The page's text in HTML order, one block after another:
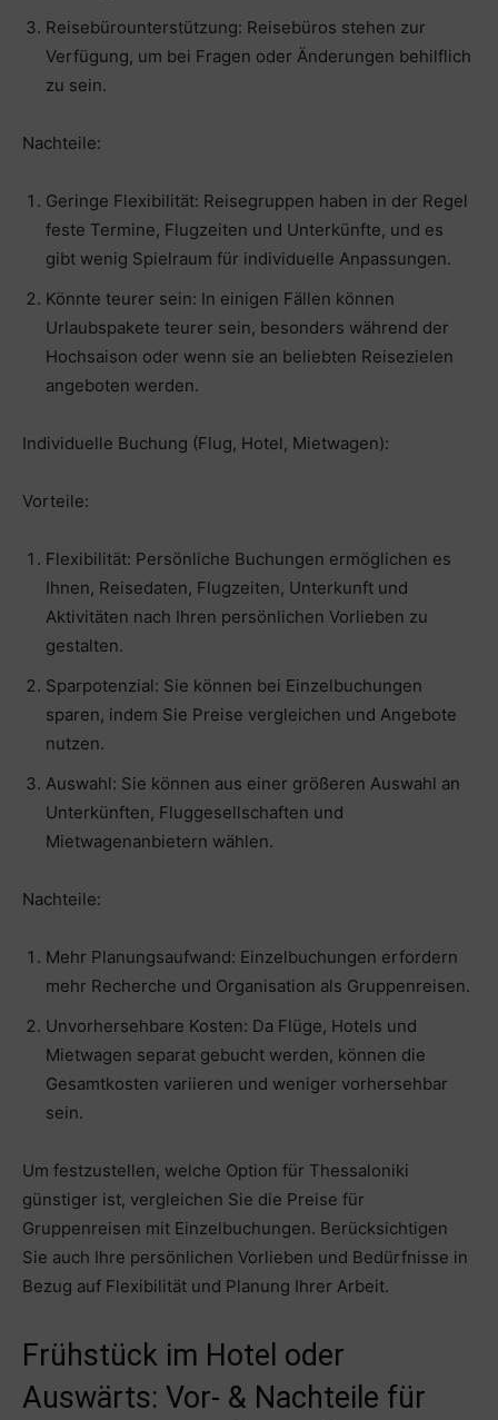
Reisebürounterstützung: Reisebüros stehen zur
Verfügung, um bei Fragen oder Änderungen behilflich
zu sein.
Nachteile:
Geringe Flexibilität: Reisegruppen haben in der Regel
feste Termine, Flugzeiten und Unterkünfte, und es
gibt wenig Spielraum für individuelle Anpassungen.
Könnte teurer sein: In einigen Fällen können
Urlaubspakete teurer sein, besonders während der
Hochsaison oder wenn sie an beliebten Reisezielen
angeboten werden.
Individuelle Buchung (Flug, Hotel, Mietwagen):
Vorteile:
Flexibilität: Persönliche Buchungen ermöglichen es
Ihnen, Reisedaten, Flugzeiten, Unterkunft und
Aktivitäten nach Ihren persönlichen Vorlieben zu
gestalten.
Sparpotenzial: Sie können bei Einzelbuchungen
sparen, indem Sie Preise vergleichen und Angebote
nutzen.
Auswahl: Sie können aus einer größeren Auswahl an
Unterkünften, Fluggesellschaften und
Mietwagenanbietern wählen.
Nachteile:
Mehr Planungsaufwand: Einzelbuchungen erfordern
mehr Recherche und Organisation als Gruppenreisen.
Unvorhersehbare Kosten: Da Flüge, Hotels und
Mietwagen separat gebucht werden, können die
Gesamtkosten variieren und weniger vorhersehbar
sein.
Um festzustellen, welche Option für Thessaloniki
günstiger ist, vergleichen Sie die Preise für
Gruppenreisen mit Einzelbuchungen. Berücksichtigen
Sie auch Ihre persönlichen Vorlieben und Bedürfnisse in
Bezug auf Flexibilität und Planung Ihrer Arbeit.
Frühstück im Hotel oder
Auswärts: Vor- & Nachteile für